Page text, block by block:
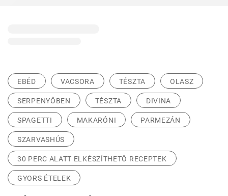
EBÉD VACSORA TÉSZTA OLASZ
SERPENYŐBEN TÉSZTA DIVINA
SPAGETTI MAKARÓNI PARMEZÁN
SZARVASHÚS
30 PERC ALATT ELKÉSZÍTHETŐ RECEPTEK
GYORS ÉTELEK